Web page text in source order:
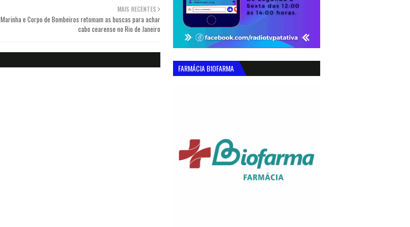
MAIS RECENTES
Marinha e Corpo de Bombeiros retomam as buscas para achar
cabo cearense no Rio de Janeiro
FARMÁCIA BIOFARMA